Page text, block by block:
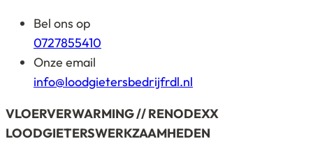
Bel ons op
0727855410
Onze email
info@loodgietersbedrijfrdl.nl
VLOERVERWARMING // RENODEXX
LOODGIETERSWERKZAAMHEDEN